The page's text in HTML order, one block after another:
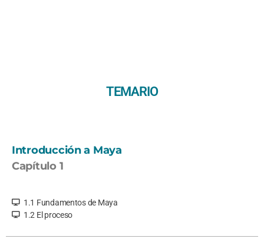
TEMARIO
Introducción a Maya
Capítulo 1
1.1 Fundamentos de Maya
1.2 El proceso